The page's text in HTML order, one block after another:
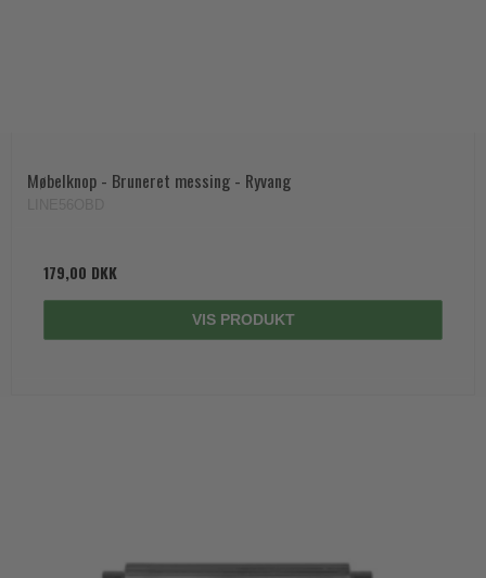
Møbelknop - Bruneret messing - Ryvang
179,00 DKK
VIS PRODUKT